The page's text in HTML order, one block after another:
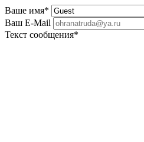
Ваше имя*
Ваш E-Mail
Текст сообщения*